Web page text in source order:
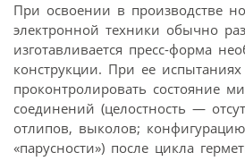
При освоении в производстве
электронной техники обычно
изготавливается пресс-форма
конструкции. При ее
проконтролировать состояние
соединений (целостность —
отлипов, выколов;
«парусности») после цикла